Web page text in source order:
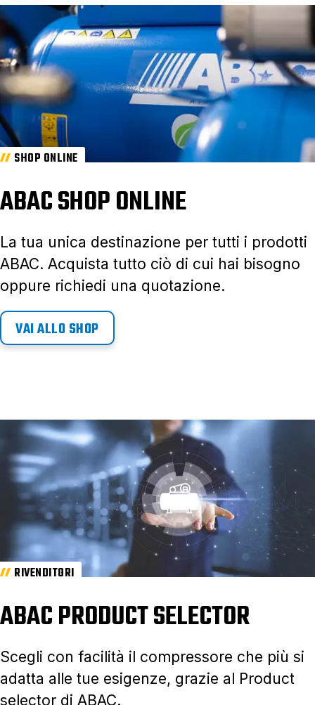
SHOP ONLINE
ABAC SHOP ONLINE
La tua unica destinazione per tutti i prodotti
ABAC. Acquista tutto ciò di cui hai bisogno
oppure richiedi una quotazione.
VAI ALLO SHOP
RIVENDITORI
ABAC PRODUCT SELECTOR
Scegli con facilità il compressore che più si
adatta alle tue esigenze, grazie al Product
selector di ABAC.